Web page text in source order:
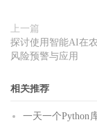
上一篇
探讨使用智能AI在
风险预警与应用
相关推荐
一天一个Python